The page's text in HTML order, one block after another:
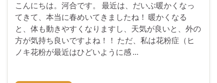
こんにちは。河合です。 最近は、だいぶ暖かくなっ
てきて、本当に春めいてきましたね！ 暖かくなる
と、体も動きやすくなりますし、天気が良いと、外の
方が気持ち良いですよね！！ ただ、私は花粉症（ヒ
ノキ花粉が最近はひどいように感 …